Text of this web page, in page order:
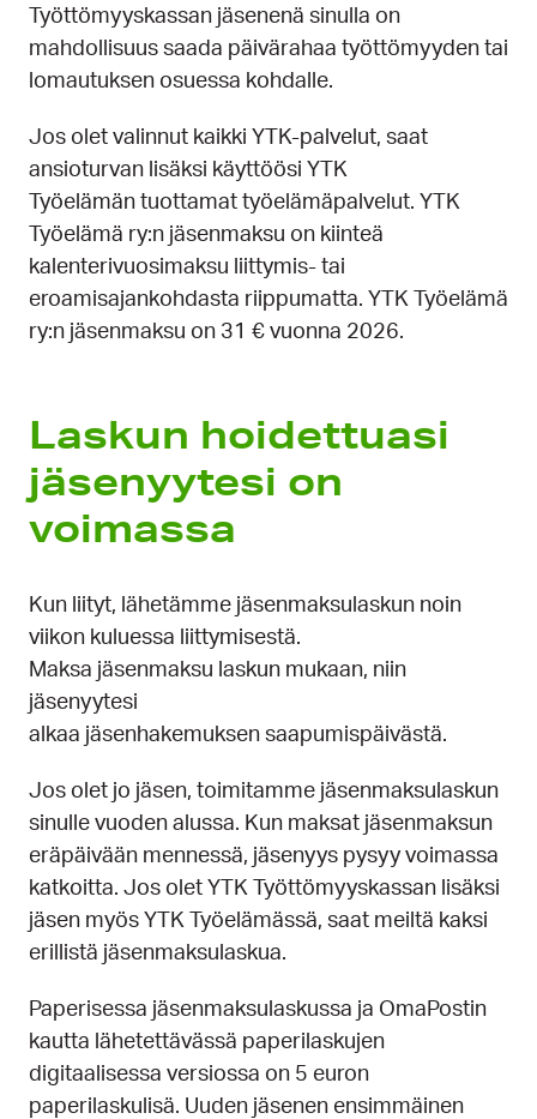
Työttömyyskassan jäsenenä sinulla on
mahdollisuus saada päivärahaa työttömyyden tai
lomautuksen osuessa kohdalle.
Jos olet valinnut kaikki YTK-palvelut, saat
ansioturvan lisäksi käyttöösi YTK
Työelämän tuottamat työelämäpalvelut. YTK
Työelämä ry:n jäsenmaksu on kiinteä
kalenterivuosimaksu liittymis- tai
eroamisajankohdasta riippumatta. YTK Työelämä
ry:n jäsenmaksu on 31 € vuonna 2026.
Laskun hoidettuasi
jäsenyytesi on
voimassa
Kun liityt, lähetämme jäsenmaksulaskun noin
viikon kuluessa liittymisestä.
Maksa jäsenmaksu laskun mukaan, niin
jäsenyytesi
alkaa jäsenhakemuksen saapumispäivästä.
Jos olet jo jäsen, toimitamme jäsenmaksulaskun
sinulle vuoden alussa. Kun maksat jäsenmaksun
eräpäivään mennessä, jäsenyys pysyy voimassa
katkoitta. Jos olet YTK Työttömyyskassan lisäksi
jäsen myös YTK Työelämässä, saat meiltä kaksi
erillistä jäsenmaksulaskua.
Paperisessa jäsenmaksulaskussa ja OmaPostin
kautta lähetettävässä paperilaskujen
digitaalisessa versiossa on 5 euron
paperilaskulisä. Uuden jäsenen ensimmäinen